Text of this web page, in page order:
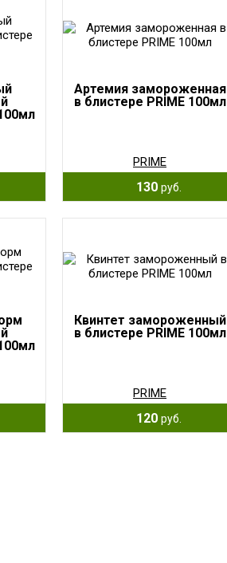
Артемия замороженная
в блистере PRIME 100мл
PRIME
130 руб.
Квинтет замороженный
в блистере PRIME 100мл
PRIME
120 руб.